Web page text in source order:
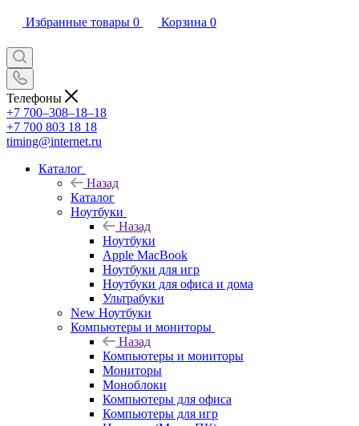
Избранные товары 0 Корзина 0
Телефоны
+7 700‒308‒18‒18
+7 700 803 18 18
timing@internet.ru
Каталог
Назад
Каталог
Ноутбуки
Назад
Ноутбуки
Apple MacBook
Ноутбуки для игр
Ноутбуки для офиса и дома
Ультрабуки
New Ноутбуки
Компьютеры и мониторы
Назад
Компьютеры и мониторы
Мониторы
Моноблоки
Компьютеры для офиса
Компьютеры для игр